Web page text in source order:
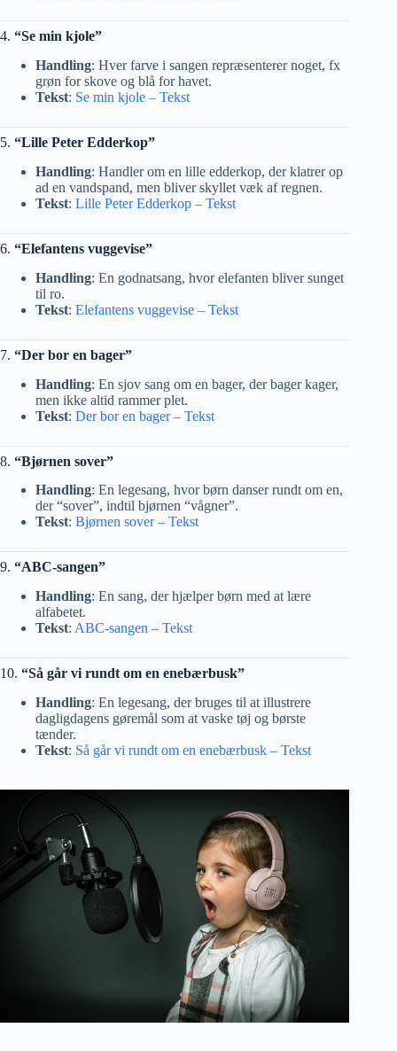
4. “Se min kjole”
Handling: Hver farve i sangen repræsenterer noget, fx
grøn for skove og blå for havet.
Tekst: Se min kjole – Tekst
5. “Lille Peter Edderkop”
Handling: Handler om en lille edderkop, der klatrer op
ad en vandspand, men bliver skyllet væk af regnen.
Tekst: Lille Peter Edderkop – Tekst
6. “Elefantens vuggevise”
Handling: En godnatsang, hvor elefanten bliver sunget
til ro.
Tekst: Elefantens vuggevise – Tekst
7. “Der bor en bager”
Handling: En sjov sang om en bager, der bager kager,
men ikke altid rammer plet.
Tekst: Der bor en bager – Tekst
8. “Bjørnen sover”
Handling: En legesang, hvor børn danser rundt om en,
der “sover”, indtil bjørnen “vågner”.
Tekst: Bjørnen sover – Tekst
9. “ABC-sangen”
Handling: En sang, der hjælper børn med at lære
alfabetet.
Tekst: ABC-sangen – Tekst
10. “Så går vi rundt om en enebærbusk”
Handling: En legesang, der bruges til at illustrere
dagligdagens gøremål som at vaske tøj og børste
tænder.
Tekst: Så går vi rundt om en enebærbusk – Tekst